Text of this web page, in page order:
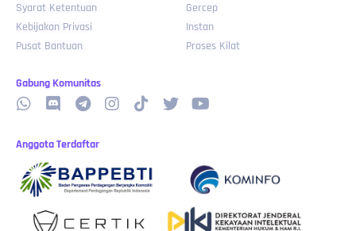
Syarat Ketentuan
Kebijakan Privasi
Pusat Bantuan
Gercep
Instan
Proses Kilat
Gabung Komunitas
Anggota Terdaftar